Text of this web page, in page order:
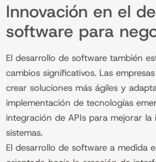
Innovación en el
software para
El desarrollo de software también
cambios significativos. Las
crear soluciones más ágiles y
implementación de tecnologías
integración de APIs para mejorar la
sistemas.
El desarrollo de software a medida